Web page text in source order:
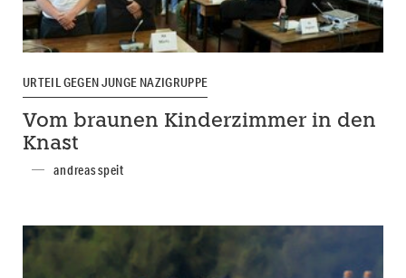
URTEIL GEGEN JUNGE NAZIGRUPPE
Vom braunen Kinderzimmer in den
Knast
andreas speit